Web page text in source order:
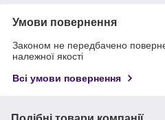
Умови повернення
Законом не передбачено
належної якості
Всі умови повернення